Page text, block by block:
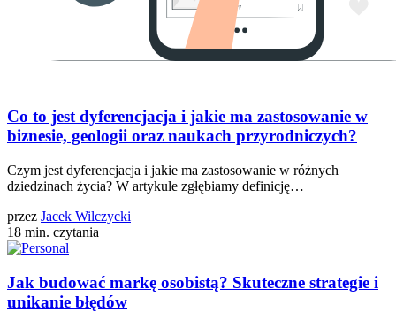
Co to jest dyferencjacja i jakie ma zastosowanie w
biznesie, geologii oraz naukach przyrodniczych?
Czym jest dyferencjacja i jakie ma zastosowanie w różnych
dziedzinach życia? W artykule zgłębiamy definicję…
przez Jacek Wilczycki
18 min. czytania
Jak budować markę osobistą? Skuteczne strategie i
unikanie błędów